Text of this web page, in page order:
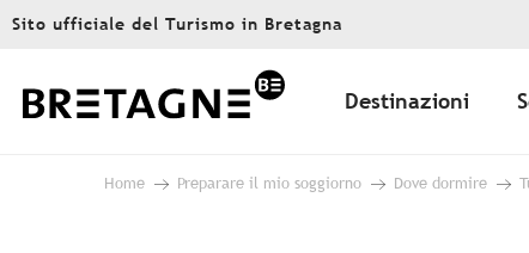
Aller
principal
Sito ufficiale del Turismo in Bretagna
Destinazioni
Home Preparare il mio soggiorno Dove dormire